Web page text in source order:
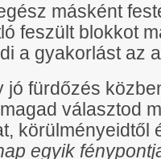
másként
feszült blokkot
a gyakorlást az
jó fürdőzés
választod
körülményeidtől
egyik